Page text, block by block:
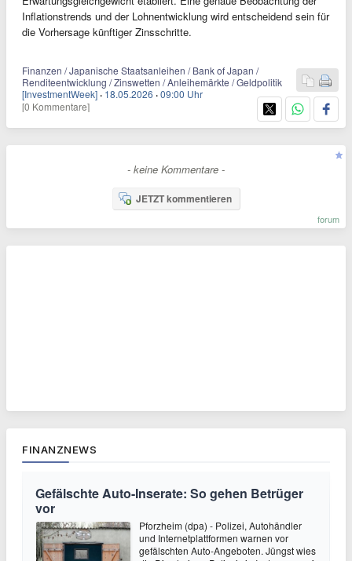
Inflationstrends und der Lohnentwicklung wird entscheidend sein für
die Vorhersage künftiger Zinsschritte.
Finanzen / Japanische Staatsanleihen / Bank of Japan /
Renditeentwicklung / Zinswetten / Anleihemärkte / Geldpolitik
[InvestmentWeek] · 18.05.2026 ·09:00 Uhr
[0 Kommentare]
- keine Kommentare -
JETZT kommentieren
forum
FINANZNEWS
Gefälschte Auto-Inserate: So gehen Betrüger
vor
Pforzheim (dpa) - Polizei, Autohändler
und Internetplattformen warnen vor
gefälschten Auto-Angeboten. Jüngst wies